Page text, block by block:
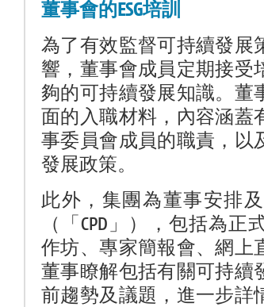
董事會的ESG培訓
為了有效監督可持續發展
響，董事會成員定期接受
夠的可持續發展知識。董
面的入職材料，內容涵蓋
事委員會成員的職責，以
發展政策。
此外，集團為董事安排
（「CPD」），包括為
作坊、專家簡報會、網上
董事瞭解包括有關可持續
前趨勢及議題，進一步詳